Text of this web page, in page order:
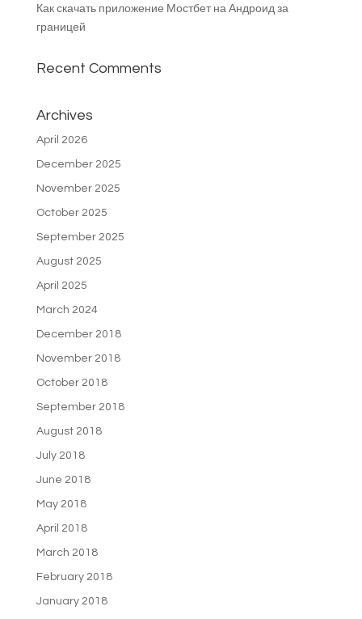
Как скачать приложение Мостбет на Андроид за
границей
Recent Comments
Archives
April 2026
December 2025
November 2025
October 2025
September 2025
August 2025
April 2025
March 2024
December 2018
November 2018
October 2018
September 2018
August 2018
July 2018
June 2018
May 2018
April 2018
March 2018
February 2018
January 2018